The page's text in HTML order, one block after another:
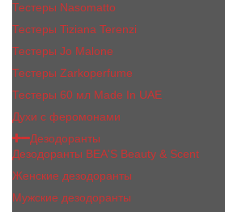
Тестеры Nasomatto
Тестеры Tiziana Terenzi
Тестеры Jо Malоnе
Тестеры Zarkoperfume
Тестеры 60 мл Made In UAE
Духи с феромонами
Дезодоранты
Дезодоранты BEA'S Beauty & Scent
Женские дезодоранты
Мужские дезодоранты